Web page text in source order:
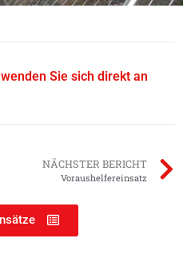
Sie sich direkt an
NÄCHSTER BERICHT
Voraushelfereinsatz